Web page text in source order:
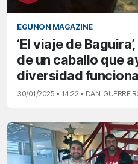
EGUNON MAGAZINE
‘El viaje de
de un caballo que
diversidad
30/01/2025 • 14:22 • DANI